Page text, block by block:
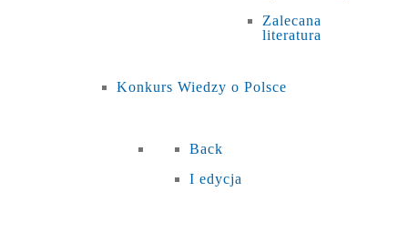
Zalecana
literatura
Konkurs Wiedzy o Polsce
Back
I edycja